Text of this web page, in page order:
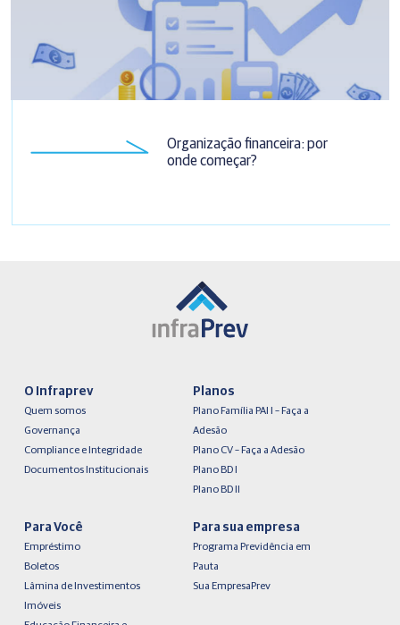
Organização financeira: por
onde começar?
O Infraprev
Quem somos
Governança
Compliance e Integridade
Documentos Institucionais
Planos
Plano Família PAI I – Faça a
Adesão
Plano CV – Faça a Adesão
Plano BD I
Plano BD II
Para Você
Empréstimo
Boletos
Lâmina de Investimentos
Imóveis
Para sua empresa
Programa Previdência em
Pauta
Sua EmpresaPrev